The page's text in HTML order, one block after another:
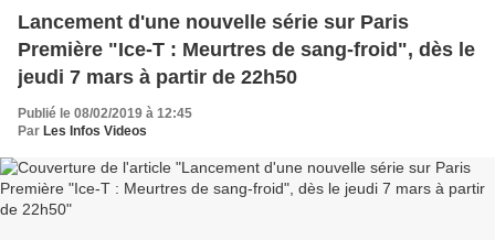
Lancement d'une nouvelle série sur Paris
Première "Ice-T : Meurtres de sang-froid", dès le
jeudi 7 mars à partir de 22h50
Publié le 08/02/2019 à 12:45
Par Les Infos Videos